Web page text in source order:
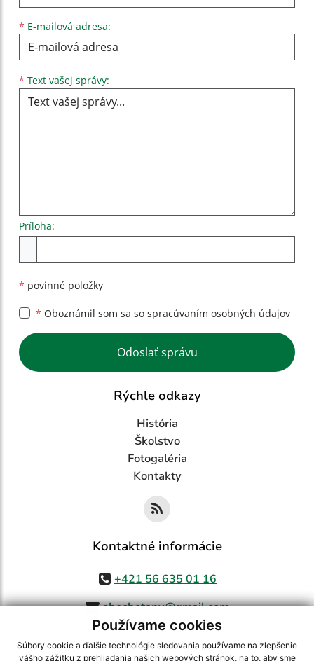
Používame cookies
Súbory cookie a ďalšie technológie sledovania používame na zlepšenie
vášho zážitku z prehliadania našich webových stránok, na to, aby sme
* E-mailová adresa:
* Text vašej správy:
Príloha:
* povinné položky
* Oboznámil som sa so spracúvaním osobných údajov
Google reCaptcha Response
Odoslať správu
Rýchle odkazy
História
Školstvo
Fotogaléria
Kontakty
Kontaktné informácie
+421 56 635 01 16
obecbotany@gmail.com